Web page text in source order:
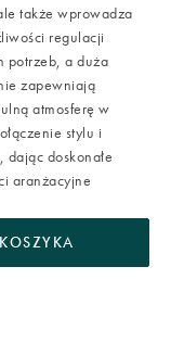
także wprowadza
regulacji
potrzeb, a duża
zapewniają
atmosferę w
stylu i
doskonałe
aranżacyjne